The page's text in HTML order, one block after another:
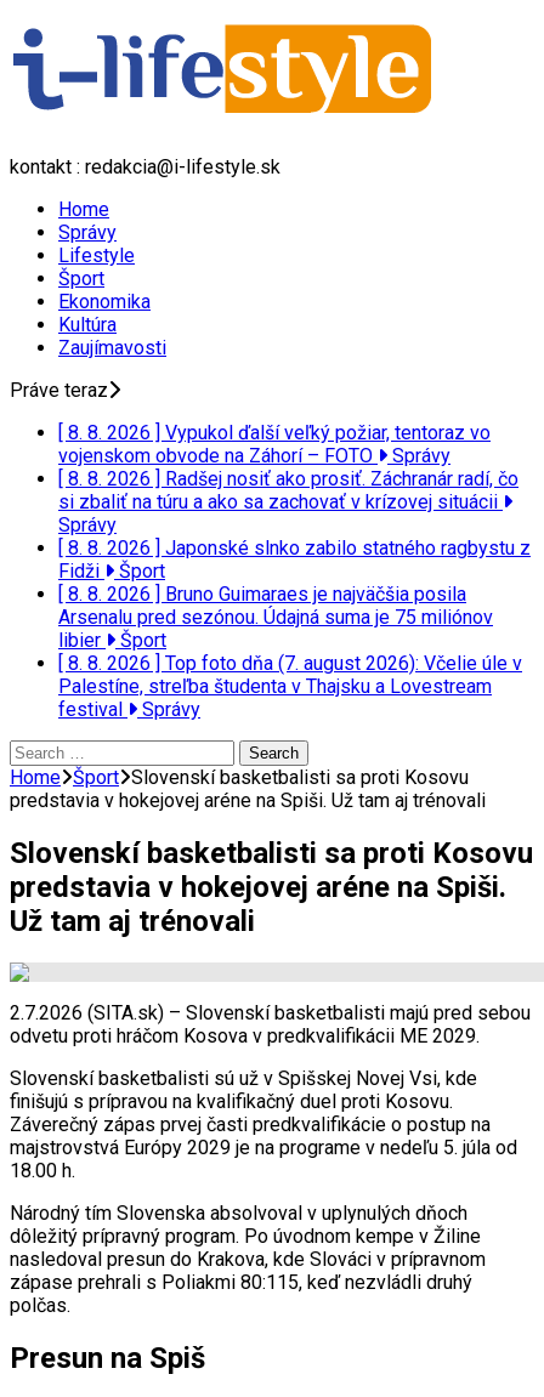
kontakt : redakcia@i-lifestyle.sk
Home
Správy
Lifestyle
Šport
Ekonomika
Kultúra
Zaujímavosti
Práve teraz
[ 8. 8. 2026 ] Vypukol ďalší veľký požiar, tentoraz vo
vojenskom obvode na Záhorí – FOTO
Správy
[ 8. 8. 2026 ] Radšej nosiť ako prosiť. Záchranár radí, čo
si zbaliť na túru a ako sa zachovať v krízovej situácii
Správy
[ 8. 8. 2026 ] Japonské slnko zabilo statného ragbystu z
Fidži
Šport
[ 8. 8. 2026 ] Bruno Guimaraes je najväčšia posila
Arsenalu pred sezónou. Údajná suma je 75 miliónov
libier
Šport
[ 8. 8. 2026 ] Top foto dňa (7. august 2026): Včelie úle v
Palestíne, streľba študenta v Thajsku a Lovestream
festival
Správy
Search
for:
Home Šport Slovenskí basketbalisti sa proti Kosovu
predstavia v hokejovej aréne na Spiši. Už tam aj trénovali
Slovenskí basketbalisti sa proti Kosovu
predstavia v hokejovej aréne na Spiši.
Už tam aj trénovali
2.7.2026 (SITA.sk) – Slovenskí basketbalisti majú pred sebou
odvetu proti hráčom Kosova v predkvalifikácii ME 2029.
Slovenskí basketbalisti sú už v Spišskej Novej Vsi, kde
finišujú s prípravou na kvalifikačný duel proti Kosovu.
Záverečný zápas prvej časti predkvalifikácie o postup na
majstrovstvá Európy 2029 je na programe v nedeľu 5. júla od
18.00 h.
Národný tím Slovenska absolvoval v uplynulých dňoch
dôležitý prípravný program. Po úvodnom kempe v Žiline
nasledoval presun do Krakova, kde Slováci v prípravnom
zápase prehrali s Poliakmi 80:115, keď nezvládli druhý
polčas.
Presun na Spiš